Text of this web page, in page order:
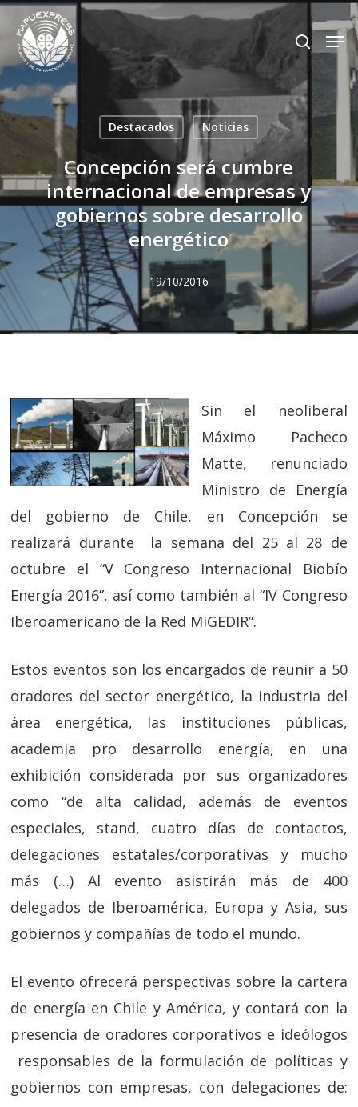
Skip
main
content
search
Destacados Noticias
Concepción será cumbre
internacional de empresas y
gobiernos sobre desarrollo
energético
19/10/2016
Sin el neoliberal
Máximo Pacheco
Matte, renunciado
Ministro de Energía
del gobierno de Chile, en Concepción se
realizará durante la semana del 25 al 28 de
octubre el “V Congreso Internacional Biobío
Energía 2016”, así como también al “IV Congreso
Iberoamericano de la Red MiGEDIR”.
Estos eventos son los encargados de reunir a 50
oradores del sector energético, la industria del
área energética, las instituciones públicas,
academia pro desarrollo energía, en una
exhibición considerada por sus organizadores
como “de alta calidad, además de eventos
especiales, stand, cuatro días de contactos,
delegaciones estatales/corporativas y mucho
más (…) Al evento asistirán más de 400
delegados de Iberoamérica, Europa y Asia, sus
gobiernos y compañías de todo el mundo.
El evento ofrecerá perspectivas sobre la cartera
de energía en Chile y América, y contará con la
presencia de oradores corporativos e ideólogos
responsables de la formulación de políticas y
gobiernos con empresas, con delegaciones de:
Close
Menu